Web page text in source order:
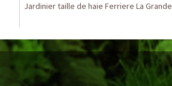
Jardinier taille de haie Ferriere La Grande